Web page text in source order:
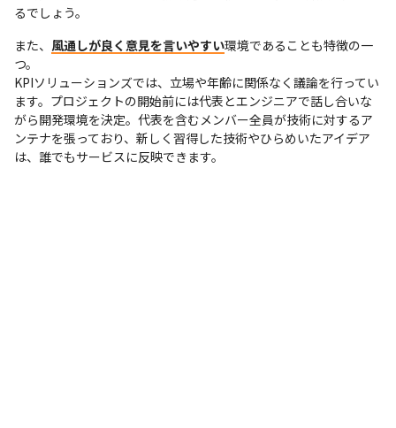
るでしょう。
また、 風通しが良く意見を言いやすい環境であることも特徴の一
つ。
KPIソリューションズでは、立場や年齢に関係なく議論を行ってい
ます。プロジェクトの開始前には代表とエンジニアで話し合いな
がら開発環境を決定。代表を含むメンバー全員が技術に対するア
ンテナを張っており、新しく習得した技術やひらめいたアイデア
は、誰でもサービスに反映できます。